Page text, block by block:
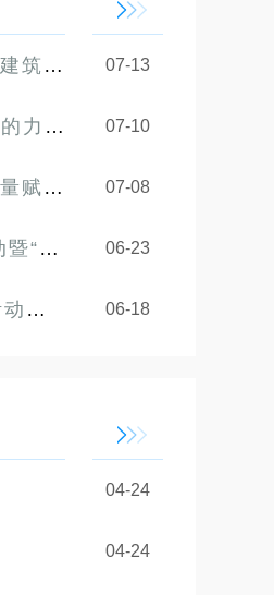
日活动 07-13
量 07-10
程” 07-08
结束 06-23
行 06-18
04-24
04-24